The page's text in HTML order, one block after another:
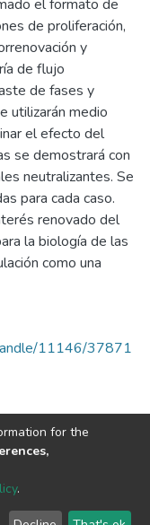
el formato de
de proliferación,
y
de flujo
de fases y
utilizarán medio
el efecto del
se demostrará con
neutralizantes. Se
para cada caso.
renovado del
la biología de las
como una
11146/37871
2026
Send
for the
.